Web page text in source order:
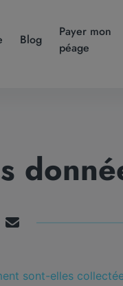
Blog
Payer mon
péage
sont-elles